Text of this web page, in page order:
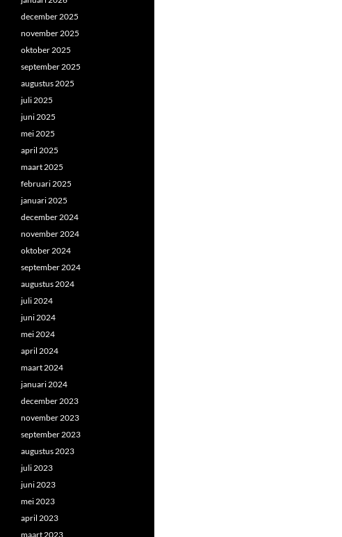
december 2025
november 2025
oktober 2025
september 2025
augustus 2025
juli 2025
juni 2025
mei 2025
april 2025
maart 2025
februari 2025
januari 2025
december 2024
november 2024
oktober 2024
september 2024
augustus 2024
juli 2024
juni 2024
mei 2024
april 2024
maart 2024
januari 2024
december 2023
november 2023
september 2023
augustus 2023
juli 2023
juni 2023
mei 2023
april 2023
maart 2023